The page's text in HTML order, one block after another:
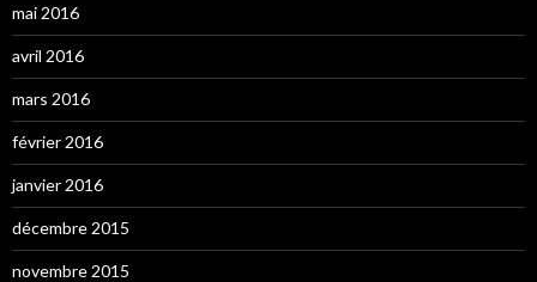
mai 2016
avril 2016
mars 2016
février 2016
janvier 2016
décembre 2015
novembre 2015